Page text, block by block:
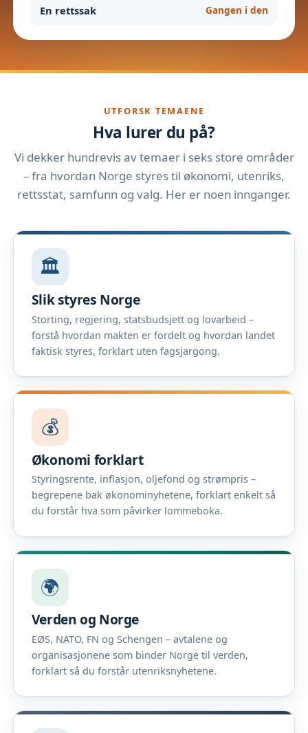
En rettssak Gangen i den
UTFORSK TEMAENE
Hva lurer du på?
Vi dekker hundrevis av temaer i seks store områder
– fra hvordan Norge styres til økonomi, utenriks,
rettsstat, samfunn og valg. Her er noen innganger.
🏛️
Slik styres Norge
Storting, regjering, statsbudsjett og lovarbeid –
forstå hvordan makten er fordelt og hvordan landet
faktisk styres, forklart uten fagsjargong.
💰
Økonomi forklart
Styringsrente, inflasjon, oljefond og strømpris –
begrepene bak økonominyhetene, forklart enkelt så
du forstår hva som påvirker lommeboka.
🌍
Verden og Norge
EØS, NATO, FN og Schengen – avtalene og
organisasjonene som binder Norge til verden,
forklart så du forstår utenriksnyhetene.